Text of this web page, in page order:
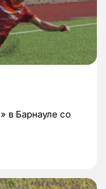
в Барнауле со